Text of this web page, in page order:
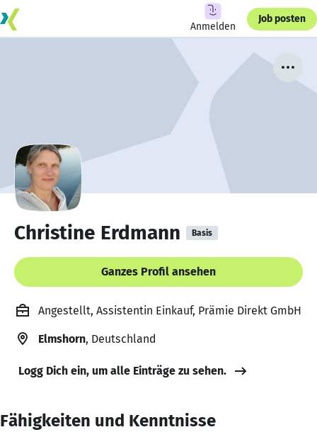
Anmelden
Job posten
Christine Erdmann Basis
Ganzes Profil ansehen
Angestellt, Assistentin Einkauf, Prämie Direkt GmbH
Elmshorn, Deutschland
Logg Dich ein, um alle Einträge zu sehen.
Fähigkeiten und Kenntnisse